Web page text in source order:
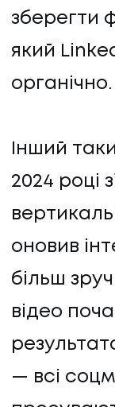
зберегти
який
органічно.
Інший
2024 році
оновив
більш
відео
— всі
Політика